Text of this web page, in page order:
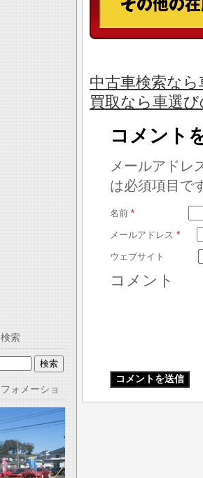
索
ォメーショ
中古車検索な
買取なら車選
コメント
メールアドレ
は必須項目で
名前 *
メールアドレス *
ウェブサイト
コメント